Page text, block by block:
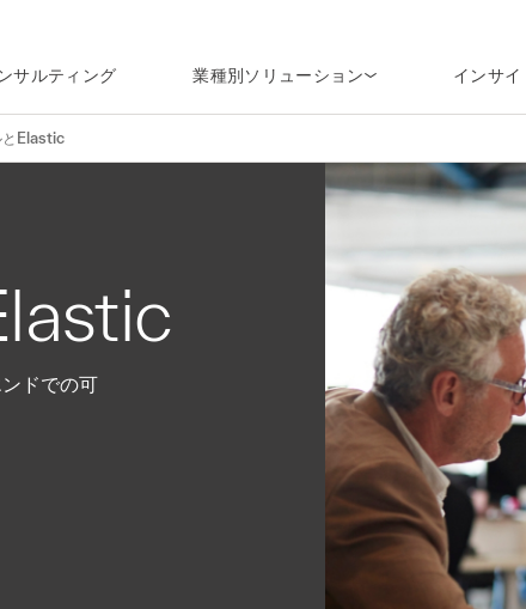
サルティング 業種別ソリューション インサイ
とElastic
ドでの可